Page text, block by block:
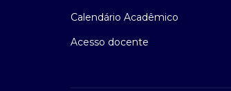
Calendário Acadêmico
Acesso docente